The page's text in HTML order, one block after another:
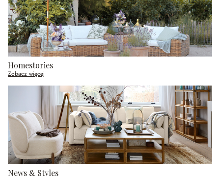
Homestories
Zobacz więcej
News & Styles